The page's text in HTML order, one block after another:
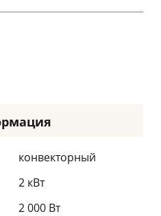
конвекторный
2 кВт
2 000 Вт